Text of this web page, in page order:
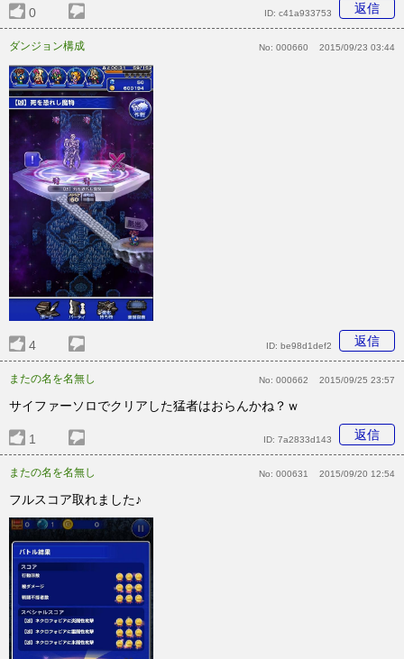
0 返信
ID: c41a933753
ダンジョン構成 No: 000660 2015/09/23 03:44
4 返信
ID: be98d1def2
またの名を名無し No: 000662 2015/09/25 23:57
サイファーソロでクリアした猛者はおらんかね？ｗ
1 返信
ID: 7a2833d143
またの名を名無し No: 000631 2015/09/20 12:54
フルスコア取れました♪